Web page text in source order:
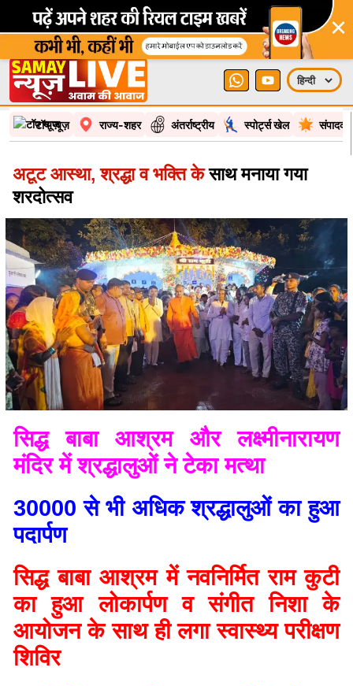
टॉप न्यूज़ राज्य-शहर स्पोर्ट्स खेल
अटूट आस्था, श्रद्धा व भक्ति केसाथ मनाया गया
शरदोत्सव
सिद्ध बाबा आश्रम और लक्ष्मीनारायण
मंदिर में श्रद्धालुओं ने टेका मत्था
30000 से भी अधिक श्रद्धालुओं का हुआ
पदार्पण
सिद्ध बाबा आश्रम में नवनिर्मित राम कुटी
का हुआ लोकार्पण व संगीत निशा के
आयोजन के साथ ही लगा स्वास्थ्य परीक्षण
शिविर
बस्ती स्थित लक्ष्मी नारायण मंदिर में दमा
रोगियों को मिली दवा